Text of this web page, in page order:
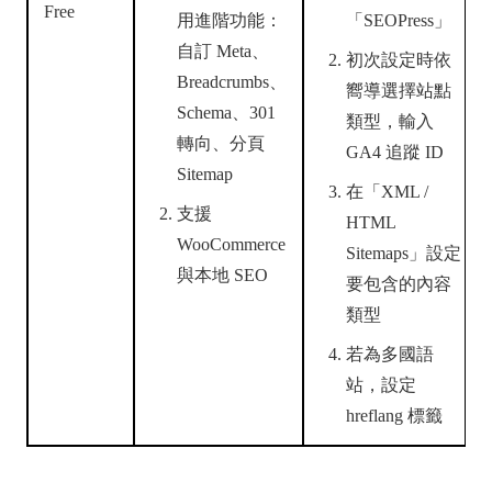
Free
用進階功能：
自訂 Meta、
Breadcrumbs、
Schema、301
轉向、分頁
Sitemap
支援
WooCommerce
與本地 SEO
「SEOPress」
初次設定時依
嚮導選擇站點
類型，輸入
GA4 追蹤 ID
在「XML /
HTML
Sitemaps」設定
要包含的內容
類型
若為多國語
站，設定
hreflang 標籤